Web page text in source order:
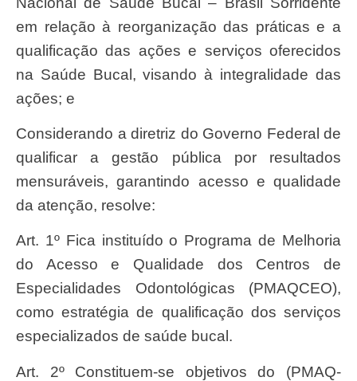
em relação à reorganização das práticas e a
qualificação das ações e serviços oferecidos
na Saúde Bucal, visando à integralidade das
ações; e
Considerando a diretriz do Governo Federal de
qualificar a gestão pública por resultados
mensuráveis, garantindo acesso e qualidade
da atenção, resolve:
Art. 1º Fica instituído o Programa de Melhoria
do Acesso e Qualidade dos Centros de
Especialidades Odontológicas (PMAQCEO),
como estratégia de qualificação dos serviços
especializados de saúde bucal.
Art. 2º Constituem-se objetivos do (PMAQ-